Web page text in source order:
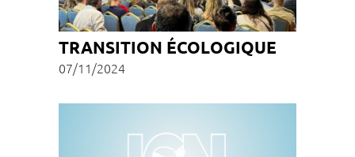
TRANSITION ÉCOLOGIQUE
07/11/2024